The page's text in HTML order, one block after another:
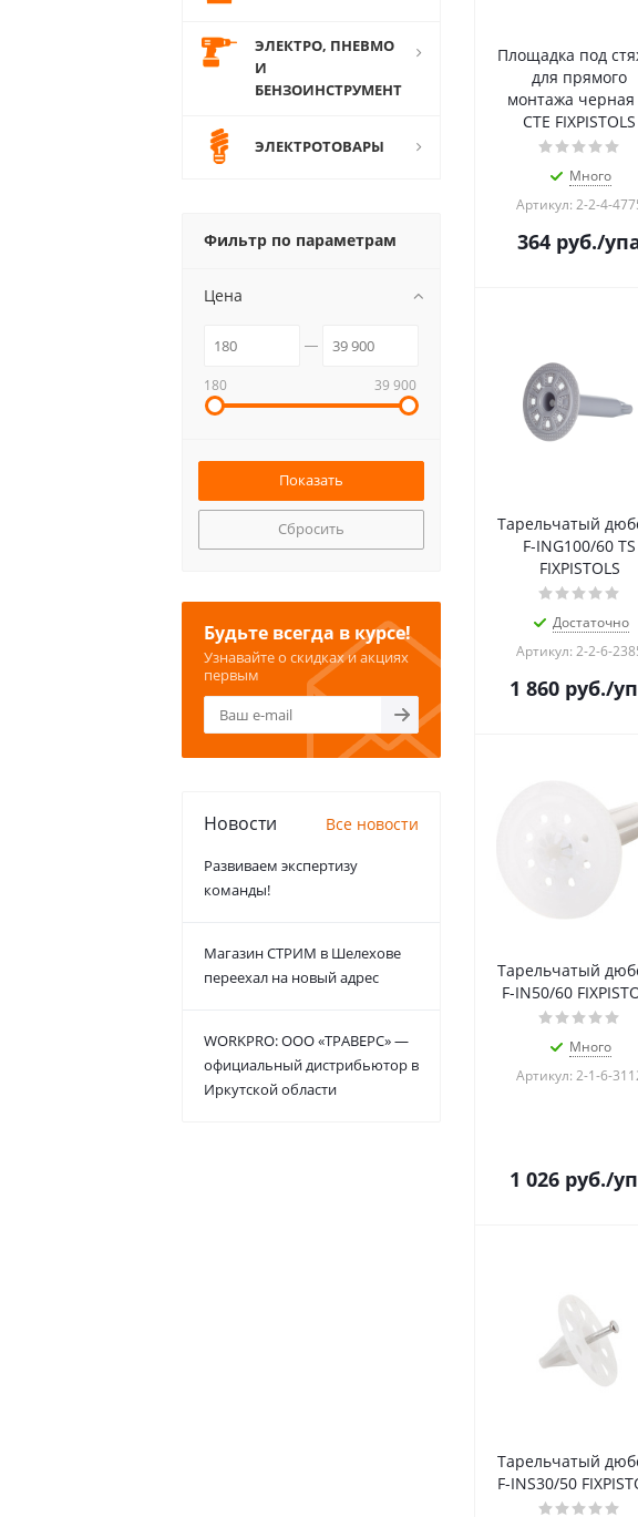
Площадка под
для прямого
монтажа черная
CTE FIXPISTOLS
Много
Артикул: 2-2-4-
364 руб./
Тарельчатый
F-ING100/60 TS
FIXPISTOLS
Достаточно
Артикул: 2-2-6-
1 860руб./
Тарельчатый
F-IN50/60
Много
Артикул: 2-1-6-
1 026руб./
Тарельчатый
F-INS30/50
ЭЛЕКТРО, ПНЕВМО
И
БЕНЗОИНСТРУМЕНТ
ЭЛЕКТРОТОВАРЫ
Фильтр по параметрам
Цена
180 39 900
Сбросить
Будьте всегда в курсе!
Узнавайте о скидках и акциях
первым
Новости Все новости
Развиваем экспертизу
команды!
Магазин СТРИМ в Шелехове
переехал на новый адрес
WORKPRO: ООО «ТРАВЕРС» —
официальный дистрибьютор в
Иркутской области